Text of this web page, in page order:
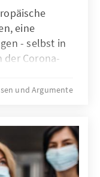
eine
- selbst in
Corona-
Analysen &
der Frage
und Argumente